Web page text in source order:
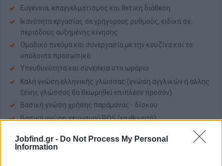
Jobfind.gr - Do Not Process My Personal
Information
Ευγένεια, επαγγελματισμός και θετική διάθεση
Ικανότητα εργασίας σε γρήγορους ρυθμούς, ειδικά σε
περιόδους αυξημένης κίνησης
Ομαδικό πνεύμα και συνεργασία με την κουζίνα και το
υπόλοιπο προσωπικό
Υπευθυνότητα και συνέπεια στο ωράριο
Καλή γνώση ελληνικής γλώσσας (γνώση αγγλικών ή άλλης
ξένης γλώσσας θα θεωρηθεί επιπλέον προσόν)
Βασική γνώση χρήσης παραμάνας - δίσκου
Βασική γνώση χειρισμού POS (επιθυμητή)
Παροχές